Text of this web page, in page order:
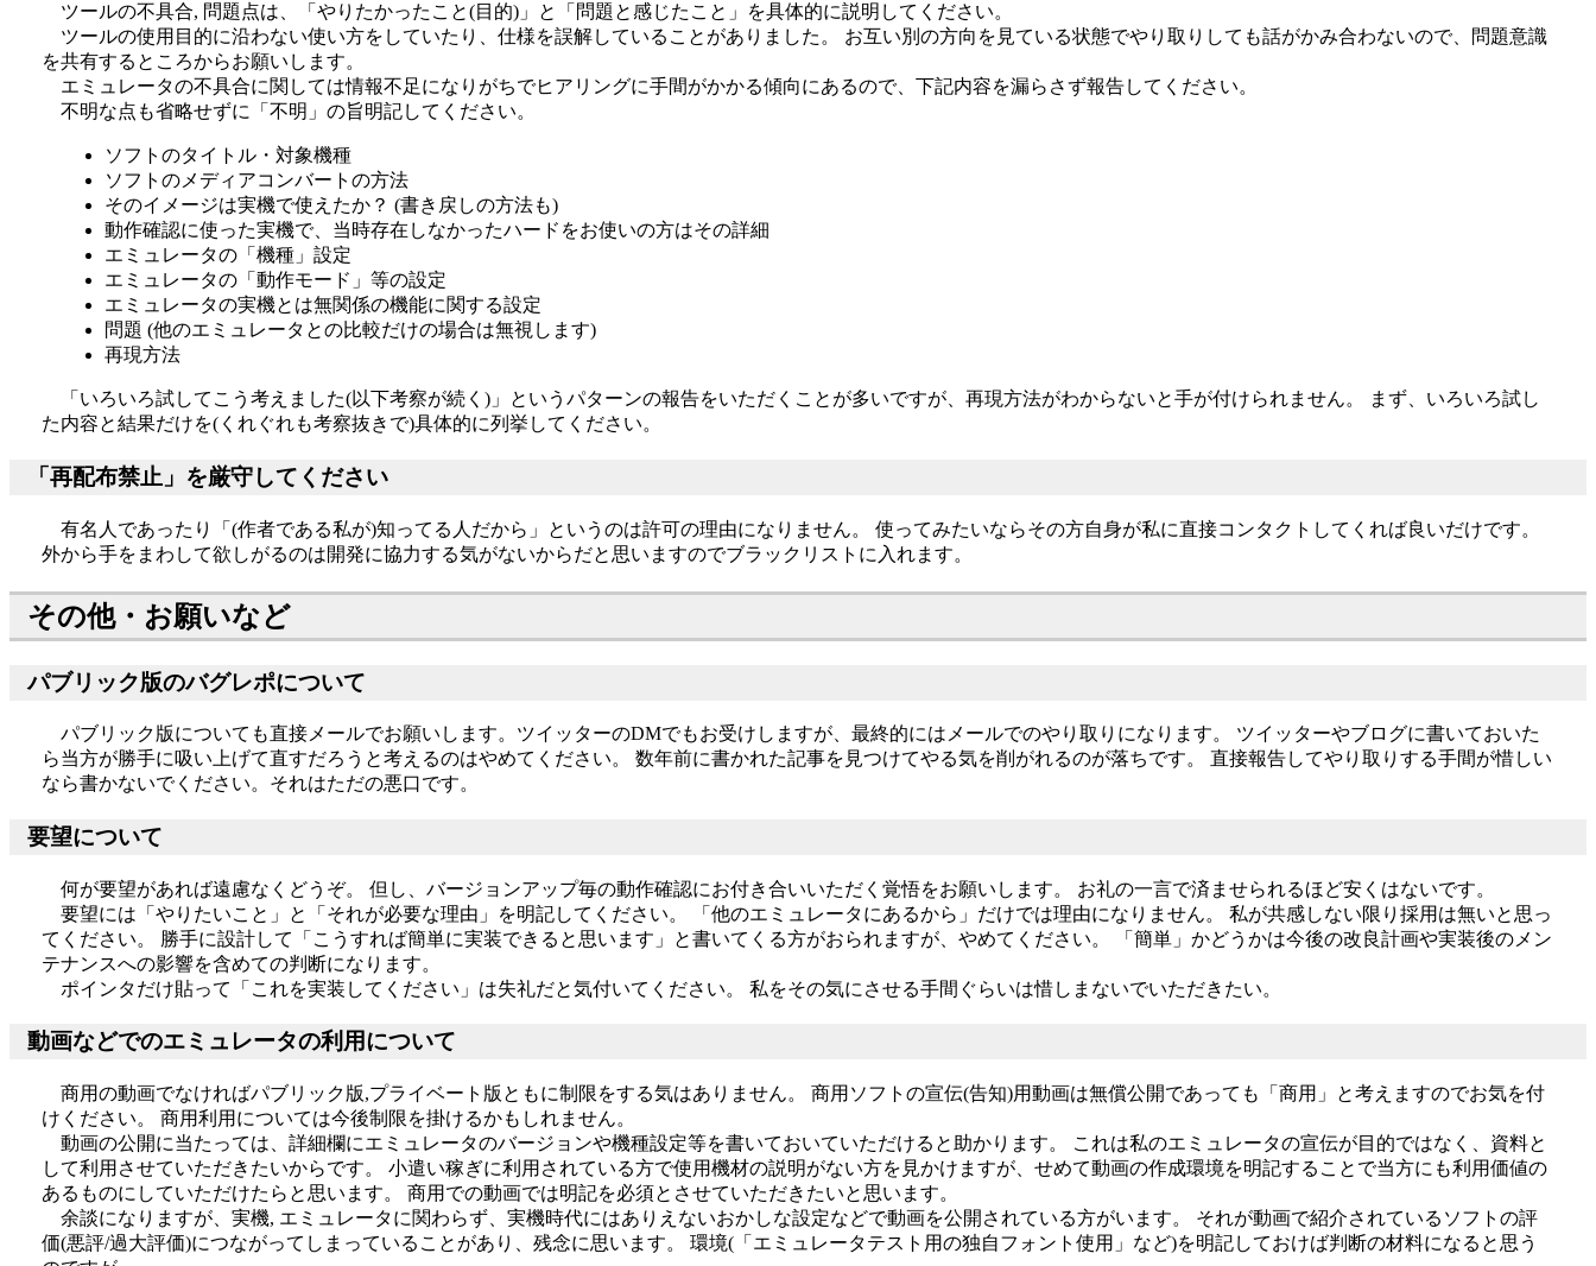
ツールの不具合, 問題点は、「やりたかったこと(目的)」と「問題と感じたこと」を具体的に説明してください。
ツールの使用目的に沿わない使い方をしていたり、仕様を誤解していることがありました。 お互い別の方向を見ている状態でやり取りしても話がかみ合わないので、問題意識
を共有するところからお願いします。
エミュレータの不具合に関しては情報不足になりがちでヒアリングに手間がかかる傾向にあるので、下記内容を漏らさず報告してください。
不明な点も省略せずに「不明」の旨明記してください。
ソフトのタイトル・対象機種
ソフトのメディアコンバートの方法
そのイメージは実機で使えたか？ (書き戻しの方法も)
動作確認に使った実機で、当時存在しなかったハードをお使いの方はその詳細
エミュレータの「機種」設定
エミュレータの「動作モード」等の設定
エミュレータの実機とは無関係の機能に関する設定
問題 (他のエミュレータとの比較だけの場合は無視します)
再現方法
「いろいろ試してこう考えました(以下考察が続く)」というパターンの報告をいただくことが多いですが、再現方法がわからないと手が付けられません。 まず、いろいろ試し
た内容と結果だけを(くれぐれも考察抜きで)具体的に列挙してください。
「再配布禁止」を厳守してください
有名人であったり「(作者である私が)知ってる人だから」というのは許可の理由になりません。 使ってみたいならその方自身が私に直接コンタクトしてくれば良いだけです。
外から手をまわして欲しがるのは開発に協力する気がないからだと思いますのでブラックリストに入れます。
その他・お願いなど
パブリック版のバグレポについて
パブリック版についても直接メールでお願いします。ツイッターのDMでもお受けしますが、最終的にはメールでのやり取りになります。 ツイッターやブログに書いておいた
ら当方が勝手に吸い上げて直すだろうと考えるのはやめてください。 数年前に書かれた記事を見つけてやる気を削がれるのが落ちです。 直接報告してやり取りする手間が惜しい
なら書かないでください。それはただの悪口です。
要望について
何が要望があれば遠慮なくどうぞ。 但し、バージョンアップ毎の動作確認にお付き合いいただく覚悟をお願いします。 お礼の一言で済ませられるほど安くはないです。
要望には「やりたいこと」と「それが必要な理由」を明記してください。 「他のエミュレータにあるから」だけでは理由になりません。 私が共感しない限り採用は無いと思っ
てください。 勝手に設計して「こうすれば簡単に実装できると思います」と書いてくる方がおられますが、やめてください。 「簡単」かどうかは今後の改良計画や実装後のメン
テナンスへの影響を含めての判断になります。
ポインタだけ貼って「これを実装してください」は失礼だと気付いてください。 私をその気にさせる手間ぐらいは惜しまないでいただきたい。
動画などでのエミュレータの利用について
商用の動画でなければパブリック版,プライベート版ともに制限をする気はありません。 商用ソフトの宣伝(告知)用動画は無償公開であっても「商用」と考えますのでお気を付
けください。 商用利用については今後制限を掛けるかもしれません。
動画の公開に当たっては、詳細欄にエミュレータのバージョンや機種設定等を書いておいていただけると助かります。 これは私のエミュレータの宣伝が目的ではなく、資料と
して利用させていただきたいからです。 小遣い稼ぎに利用されている方で使用機材の説明がない方を見かけますが、せめて動画の作成環境を明記することで当方にも利用価値の
あるものにしていただけたらと思います。 商用での動画では明記を必須とさせていただきたいと思います。
余談になりますが、実機, エミュレータに関わらず、実機時代にはありえないおかしな設定などで動画を公開されている方がいます。 それが動画で紹介されているソフトの評
価(悪評/過大評価)につながってしまっていることがあり、残念に思います。 環境(「エミュレータテスト用の独自フォント使用」など)を明記しておけば判断の材料になると思う